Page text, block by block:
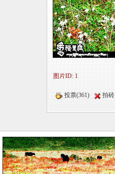
图片ID: 1
投票(361) 拍砖